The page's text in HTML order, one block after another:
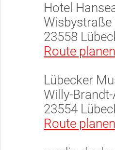
Hotel
Wisbystraße
23558
Route planen
Lübecker
Willy-
23554
Route planen